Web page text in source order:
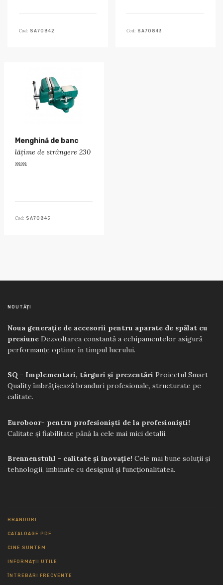
Cod: SA70842 Cod: SA70843
Menghină de banc
lățime de strângere 230
mm
Cod: SA70845
NOUTĂȚI
Noua generație de accesorii pentru aparate de spălat cu
presiune Dezvoltarea constantă a echipamentelor asigură
performanțe optime în timpul lucrului.
SQ - Implementari, târguri și prezentări Proiectul Smart
Quality îmbrățișează branduri profesionale, structurate pe
calitate.
Euroboor- pentru profesioniști de la profesioniști!
Calitate și fiabilitate până la cele mai mici detalii.
Brennenstuhl - calitate și inovație! Cele mai bune soluții și
tehnologii, imbinate cu designul și funcționalitatea.
BRANDURI
CATALOAGE PDF
CINE SUNTEM
INFORMAȚII UTILE
ÎNTREBĂRI FRECVENTE